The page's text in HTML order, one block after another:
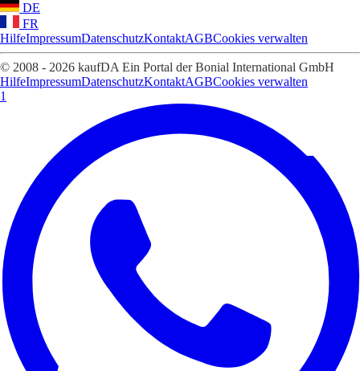
DE
FR
HilfeImpressumDatenschutzKontaktAGBCookies verwalten
© 2008 - 2026 kaufDA Ein Portal der Bonial International GmbH
HilfeImpressumDatenschutzKontaktAGBCookies verwalten
1